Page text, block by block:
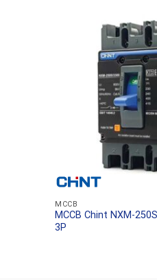
số hiện đại.
Ứng
Nhờ tính đa
ứng dụng rộng
Hệ thống cấp
êm ái, tối ưu
Hệ thống
không gây
Dây chuyền
MCCB
MCCB Chint NXM-
3P